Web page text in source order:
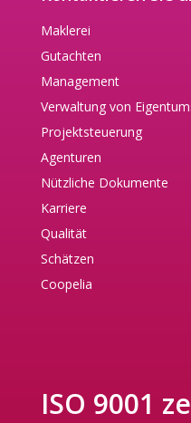
Maklerei
Gutachten
Management
Verwaltung von
Projektsteuerung
Agenturen
Nützliche Dokumente
Karriere
Qualität
Schätzen
Coopelia
ISO 9001